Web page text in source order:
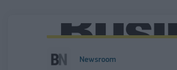
Newsroom